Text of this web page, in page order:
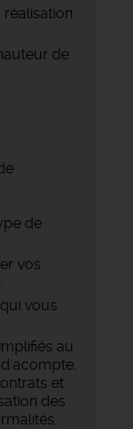
de
de
vos
vous
au
et
des